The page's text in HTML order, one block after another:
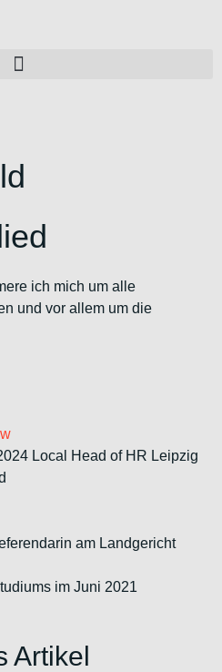
ich mich um alle
und vor allem um die
Local Head of HR Leipzig
am Landgericht
im Juni 2021
Artikel